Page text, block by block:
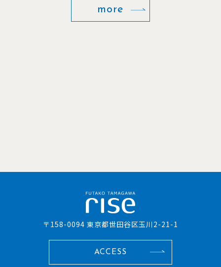
more
〒158-0094 東京都世田谷区玉川2-21-1
ACCESS